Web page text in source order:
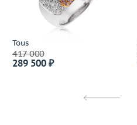
Tous
417 000
289 500 ₽